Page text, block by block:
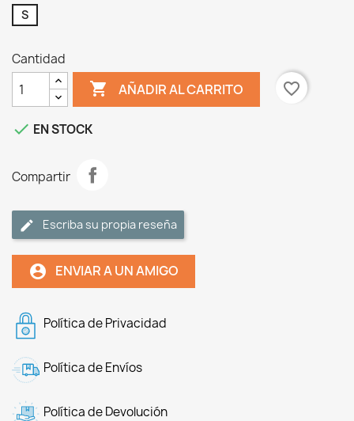
S
Cantidad
 AÑADIR AL CARRITO favorite_border
 EN STOCK
Compartir
Escriba su propia reseña
account_circle ENVIAR A UN AMIGO
Política de Privacidad
Política de Envíos
Política de Devolución